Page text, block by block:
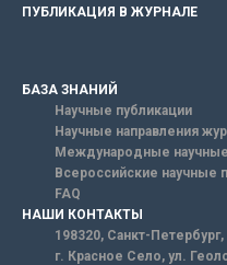
ПУБЛИКАЦИЯ В ЖУРНАЛЕ
БАЗА ЗНАНИЙ
Научные публикации
Научные направления
Международные
Всероссийские научные
FAQ
НАШИ КОНТАКТЫ
198320, Санкт-Петербург,
г. Красное Село, ул.